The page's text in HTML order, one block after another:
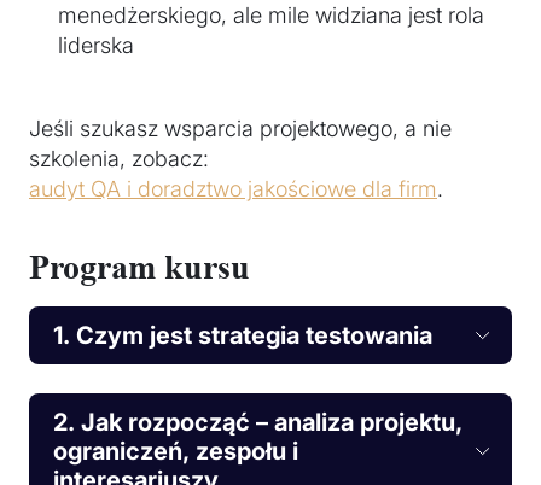
menedżerskiego, ale mile widziana jest rola
liderska
Jeśli szukasz wsparcia projektowego, a nie
szkolenia, zobacz:
audyt QA i doradztwo jakościowe dla firm.
Program kursu
1. Czym jest strategia testowania
2. Jak rozpocząć – analiza projektu,
ograniczeń, zespołu i